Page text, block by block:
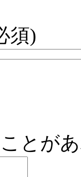
須)
とが